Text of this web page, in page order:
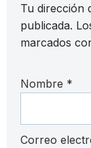
Tu dirección
publicada.
marcados
Nombre *
Correo